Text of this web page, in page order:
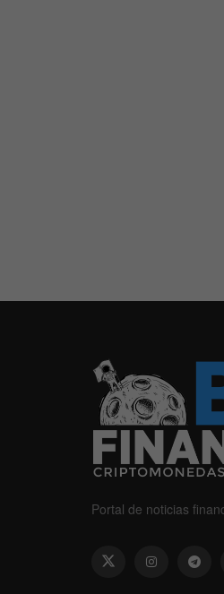
Portal de noticias